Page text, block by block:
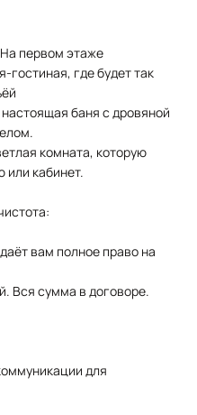
первом этаже
гостиная, где будет так
баня с дровяной
комната, которую
или кабинет.
вам полное право на
Вся сумма в договоре.
для